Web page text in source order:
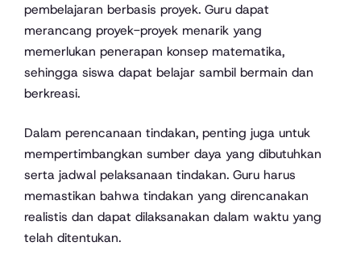
pembelajaran berbasis proyek. Guru dapat
merancang proyek-proyek menarik yang
memerlukan penerapan konsep matematika,
sehingga siswa dapat belajar sambil bermain dan
berkreasi.
Dalam perencanaan tindakan, penting juga untuk
mempertimbangkan sumber daya yang dibutuhkan
serta jadwal pelaksanaan tindakan. Guru harus
memastikan bahwa tindakan yang direncanakan
realistis dan dapat dilaksanakan dalam waktu yang
telah ditentukan.